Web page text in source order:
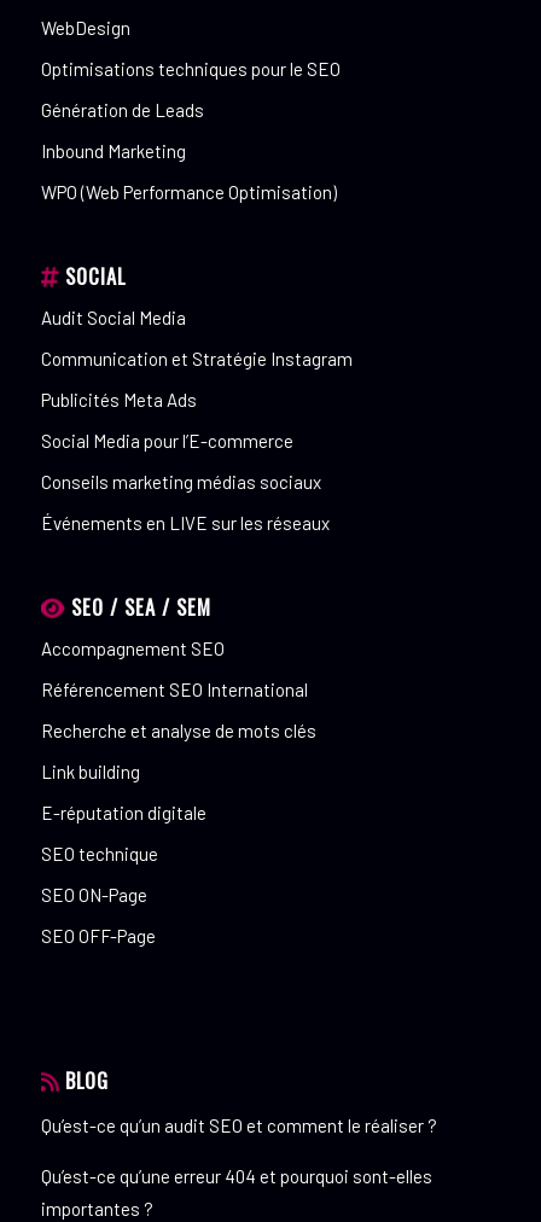
WebDesign
Optimisations techniques pour le SEO
Génération de Leads
Inbound Marketing
WPO (Web Performance Optimisation)
SOCIAL
Audit Social Media
Communication et Stratégie Instagram
Publicités Meta Ads
Social Media pour l’E-commerce
Conseils marketing médias sociaux
Événements en LIVE sur les réseaux
SEO / SEA / SEM
Accompagnement SEO
Référencement SEO International
Recherche et analyse de mots clés
Link building
E-réputation digitale
SEO technique
SEO ON-Page
SEO OFF-Page
BLOG
Qu’est-ce qu’un audit SEO et comment le réaliser ?
Qu’est-ce qu’une erreur 404 et pourquoi sont-elles
importantes ?